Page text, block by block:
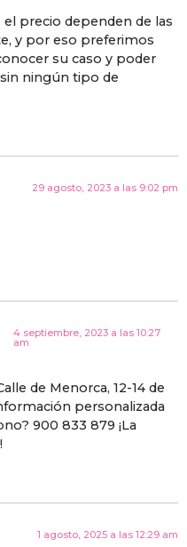
precio dependen de las
y por eso preferimos
su caso y poder
ningún tipo de
29 agosto, 2023 a las 9:02 pm
4 septiembre, 2023 a las 10:27
am
de Menorca, 12-14 de
personalizada
900 833 879 ¡La
1 agosto, 2025 a las 12:29 am